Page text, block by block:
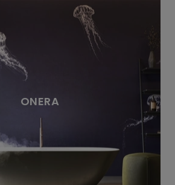
ONERA